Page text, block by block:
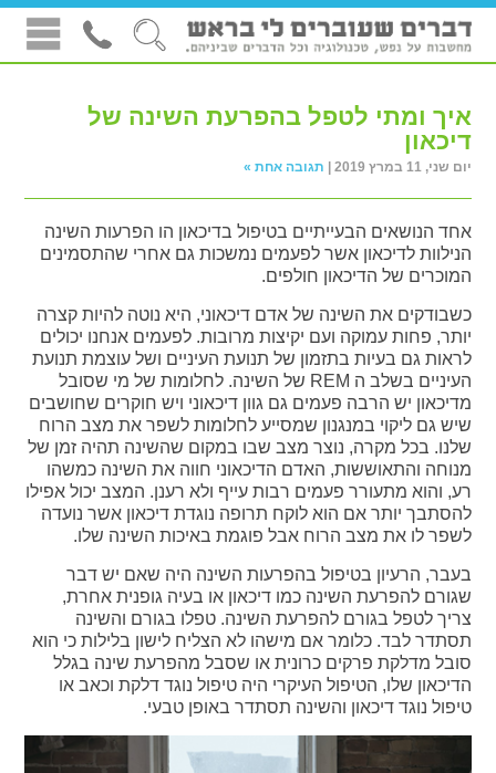
איך ומתי לטפל בהפרעת השינה של
דיכאון
יום שני, 11 במרץ 2019 | תגובה אחת »
אחד הנושאים הבעייתיים בטיפול בדיכאון הו הפרעות השינה
הנילוות לדיכאון אשר לפעמים נמשכות גם אחרי שהתסמינים
המוכרים של הדיכאון חולפים.
כשבודקים את השינה של אדם דיכאוני, היא נוטה להיות קצרה
יותר, פחות עמוקה ועם יקיצות מרובות. לפעמים אנחנו יכולים
לראות גם בעיות בתזמון של תנועת העיניים ושל עוצמת תנועת
העיניים בשלב ה REM של השינה. לחלומות של מי שסובל
מדיכאון יש הרבה פעמים גם גוון דיכאוני ויש חוקרים שחושבים
שיש גם ליקוי במנגנון שמסייע לחלומות לשפר את מצב הרוח
שלנו. בכל מקרה, נוצר מצב שבו במקום שהשינה תהיה זמן של
מנוחה והתאוששות, האדם הדיכאוני חווה את השינה כמשהו
רע, והוא מתעורר פעמים רבות עייף ולא רענן. המצב יכול אפילו
להסתבך יותר אם הוא לוקח תרופה נוגדת דיכאון אשר נועדה
לשפר לו את מצב הרוח אבל פוגמת באיכות השינה שלו.
בעבר, הרעיון בטיפול בהפרעות השינה היה שאם יש דבר
שגורם להפרעת השינה כמו דיכאון או בעיה גופנית אחרת,
צריך לטפל בגורם להפרעת השינה. טפלו בגורם והשינה
תסתדר לבד. כלומר אם מישהו לא הצליח לישון בלילות כי הוא
סובל מדלקת פרקים כרונית או שסבל מהפרעת שינה בגלל
הדיכאון שלו, הטיפול העיקרי היה טיפול נוגד דלקת וכאב או
טיפול נוגד דיכאון והשינה תסתדר באופן טבעי.